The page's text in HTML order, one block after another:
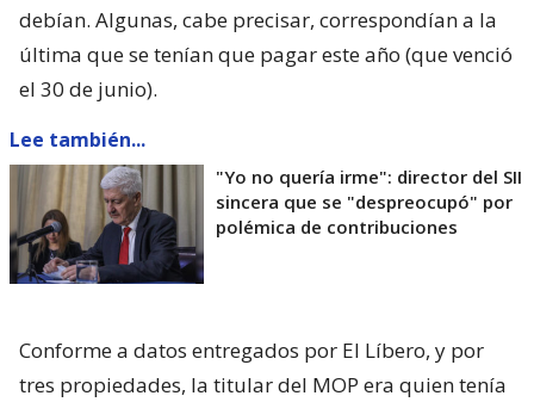
debían. Algunas, cabe precisar, correspondían a la
última que se tenían que pagar este año (que venció
el 30 de junio).
Lee también...
"Yo no quería irme": director del SII
sincera que se "despreocupó" por
polémica de contribuciones
Conforme a datos entregados por El Líbero, y por
tres propiedades, la titular del MOP era quien tenía